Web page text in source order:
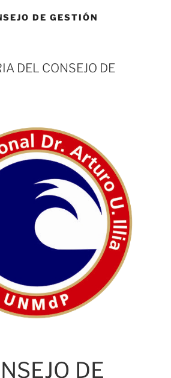
DE GESTIÓN
DEL CONSEJO DE
DE